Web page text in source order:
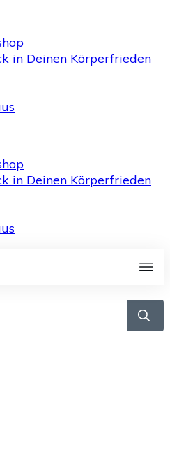
in Deinen Körperfrieden
in Deinen Körperfrieden